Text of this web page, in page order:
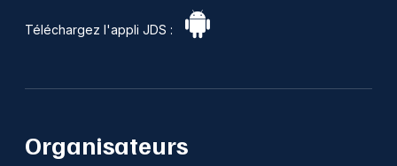
Téléchargez l'appli JDS :
Organisateurs